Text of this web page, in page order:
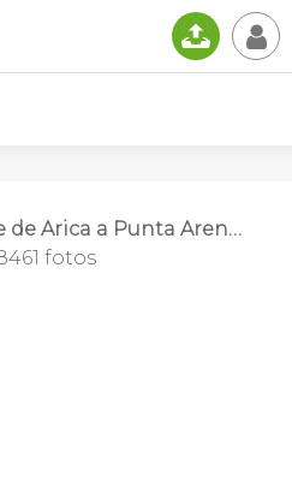
📤 👤
Chile de Arica a Punta Arenas
fotos